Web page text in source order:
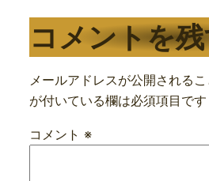
コメントを
メールアドレスが公開されるこ
が付いている欄は必須項目です
コメント ※